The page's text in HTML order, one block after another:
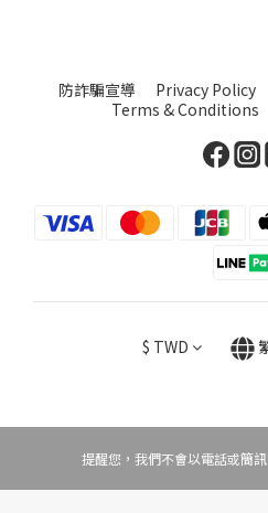
防詐騙宣導 Privacy Policy
Terms & Conditions
$ TWD
提醒您，我們不會以電話或簡